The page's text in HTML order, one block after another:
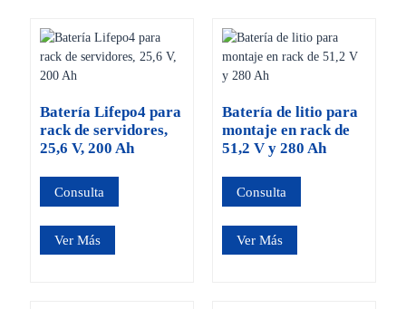
Batería Lifepo4 para
rack de servidores,
25,6 V, 200 Ah
Consulta
Ver Más
Batería de litio para
montaje en rack de
51,2 V y 280 Ah
Consulta
Ver Más